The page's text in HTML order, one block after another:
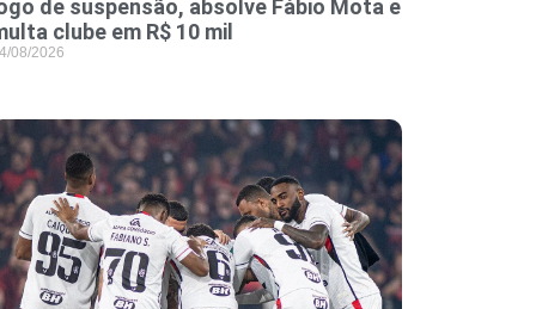
de suspensão, absolve Fábio Mota e
clube em R$ 10 mil
08/2026